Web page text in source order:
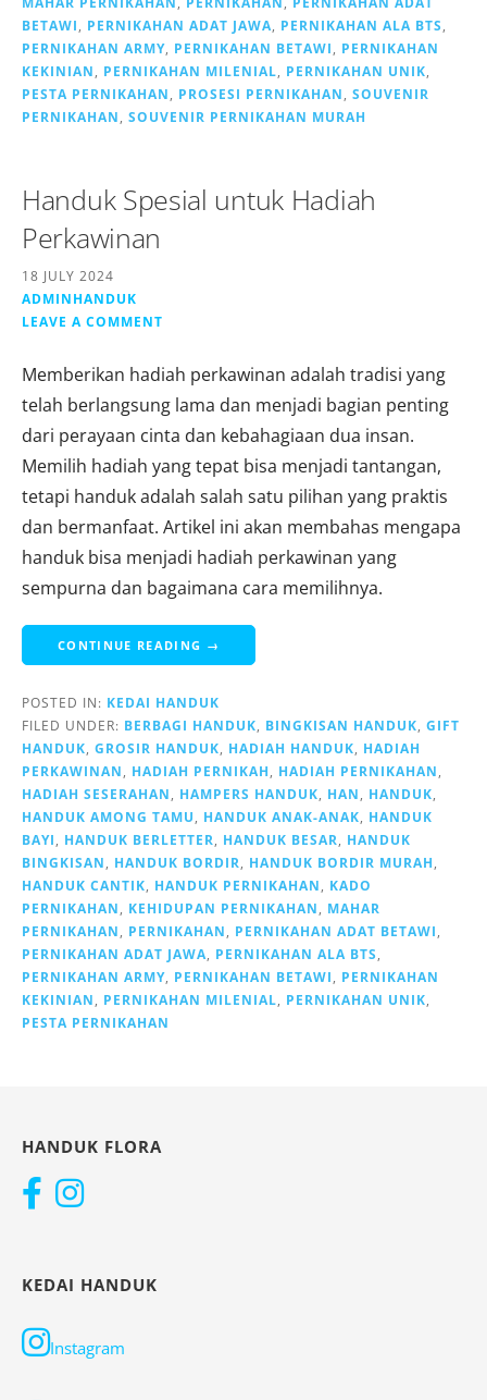
BETAWI, PERNIKAHAN ADAT JAWA, PERNIKAHAN ALA BTS,
PERNIKAHAN ARMY, PERNIKAHAN BETAWI, PERNIKAHAN
KEKINIAN, PERNIKAHAN MILENIAL, PERNIKAHAN UNIK,
PESTA PERNIKAHAN, PROSESI PERNIKAHAN, SOUVENIR
PERNIKAHAN, SOUVENIR PERNIKAHAN MURAH
Handuk Spesial untuk Hadiah
Perkawinan
18 JULY 2024
ADMINHANDUK
LEAVE A COMMENT
Memberikan hadiah perkawinan adalah tradisi yang
telah berlangsung lama dan menjadi bagian penting
dari perayaan cinta dan kebahagiaan dua insan.
Memilih hadiah yang tepat bisa menjadi tantangan,
tetapi handuk adalah salah satu pilihan yang praktis
dan bermanfaat. Artikel ini akan membahas mengapa
handuk bisa menjadi hadiah perkawinan yang
sempurna dan bagaimana cara memilihnya.
CONTINUE READING →
POSTED IN: KEDAI HANDUK
FILED UNDER: BERBAGI HANDUK BINGKISAN HANDUK GIFT
HANDUK GROSIR HANDUK HADIAH HANDUK
HADIAH
PERKAWINAN
HADIAH PERNIKAH HADIAH PERNIKAHAN
HADIAH SESERAHAN
HAMPERS HANDUK HAN HANDUK
HANDUK AMONG TAMU
HANDUK ANAK-ANAK
HANDUK
BAYI
HANDUK BERLETTER HANDUK BESAR
HANDUK
BINGKISAN
HANDUK BORDIR HANDUK BORDIR MURAH
HANDUK CANTIK
HANDUK PERNIKAHAN
KADO
PERNIKAHAN
KEHIDUPAN PERNIKAHAN
MAHAR
PERNIKAHAN
PERNIKAHAN PERNIKAHAN ADAT BETAWI
PERNIKAHAN ADAT JAWA
PERNIKAHAN ALA BTS
PERNIKAHAN ARMY PERNIKAHAN BETAWI
PERNIKAHAN
KEKINIAN
PERNIKAHAN MILENIAL PERNIKAHAN UNIK
PESTA PERNIKAHAN
HANDUK FLORA
KEDAI HANDUK
Instagram